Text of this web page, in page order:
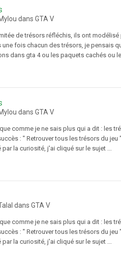
dans GTA V
de trésors réfléchis, ils ont
fois chacun des trésors, je pensais
dans gta 4 ou les paquets cachés ou
dans GTA V
comme je ne sais plus qui a dit : les
: " Retrouver tous les trésors du
la curiosité, j'ai cliqué sur le sujet ...
dans GTA V
comme je ne sais plus qui a dit : les
: " Retrouver tous les trésors du
la curiosité, j'ai cliqué sur le sujet ...